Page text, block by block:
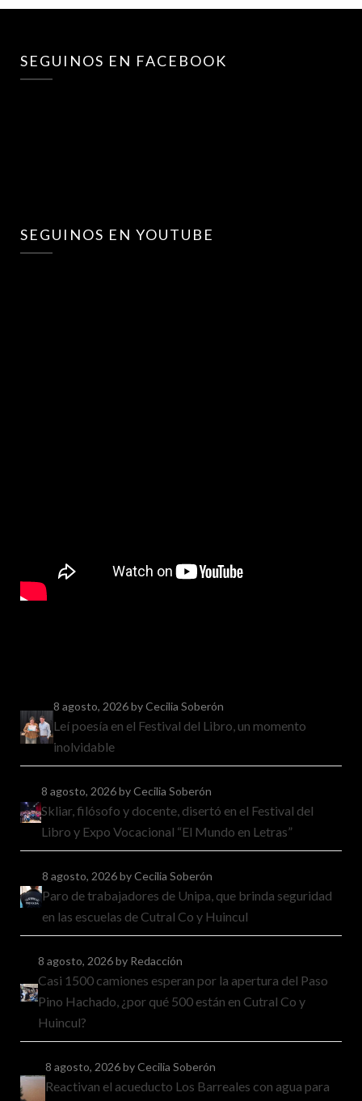
SEGUINOS EN FACEBOOK
SEGUINOS EN YOUTUBE
8 agosto, 2026by Cecilia Soberón
Leí poesía en el Festival del Libro, un momento
inolvidable
8 agosto, 2026by Cecilia Soberón
Skliar, filósofo y docente, disertó en el Festival del
Libro y Expo Vocacional “El Mundo en Letras”
8 agosto, 2026by Cecilia Soberón
Paro de trabajadores de Unipa, que brinda seguridad
en las escuelas de Cutral Co y Huincul
8 agosto, 2026by Redacción
Casi 1500 camiones esperan por la apertura del Paso
Pino Hachado, ¿por qué 500 están en Cutral Co y
Huincul?
8 agosto, 2026by Cecilia Soberón
Reactivan el acueducto Los Barreales con agua para